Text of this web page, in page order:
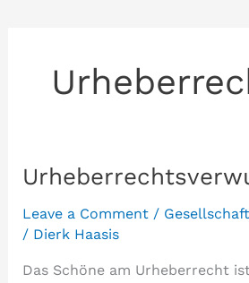
Leave a Comment / Gesellschaft
/ Dierk Haasis
Das Schöne am Urheberrecht